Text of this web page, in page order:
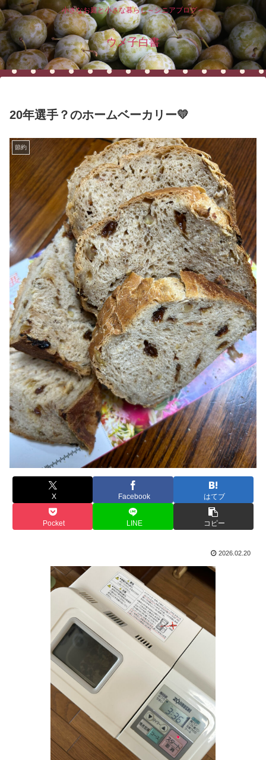
小さなお庭と小さな暮らし～シニアブログ～
ウメ子白書
20年選手？のホームベーカリー💛
節約
X Facebook はてブ
Pocket LINE コピー
2026.02.20